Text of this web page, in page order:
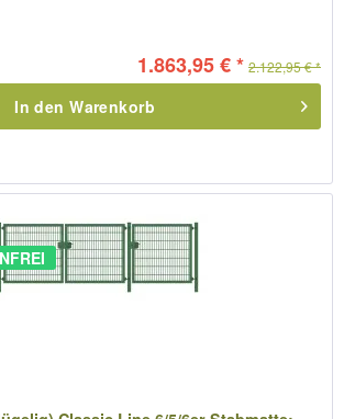
1.863,95 € * 2.122,95 € *
In den Warenkorb